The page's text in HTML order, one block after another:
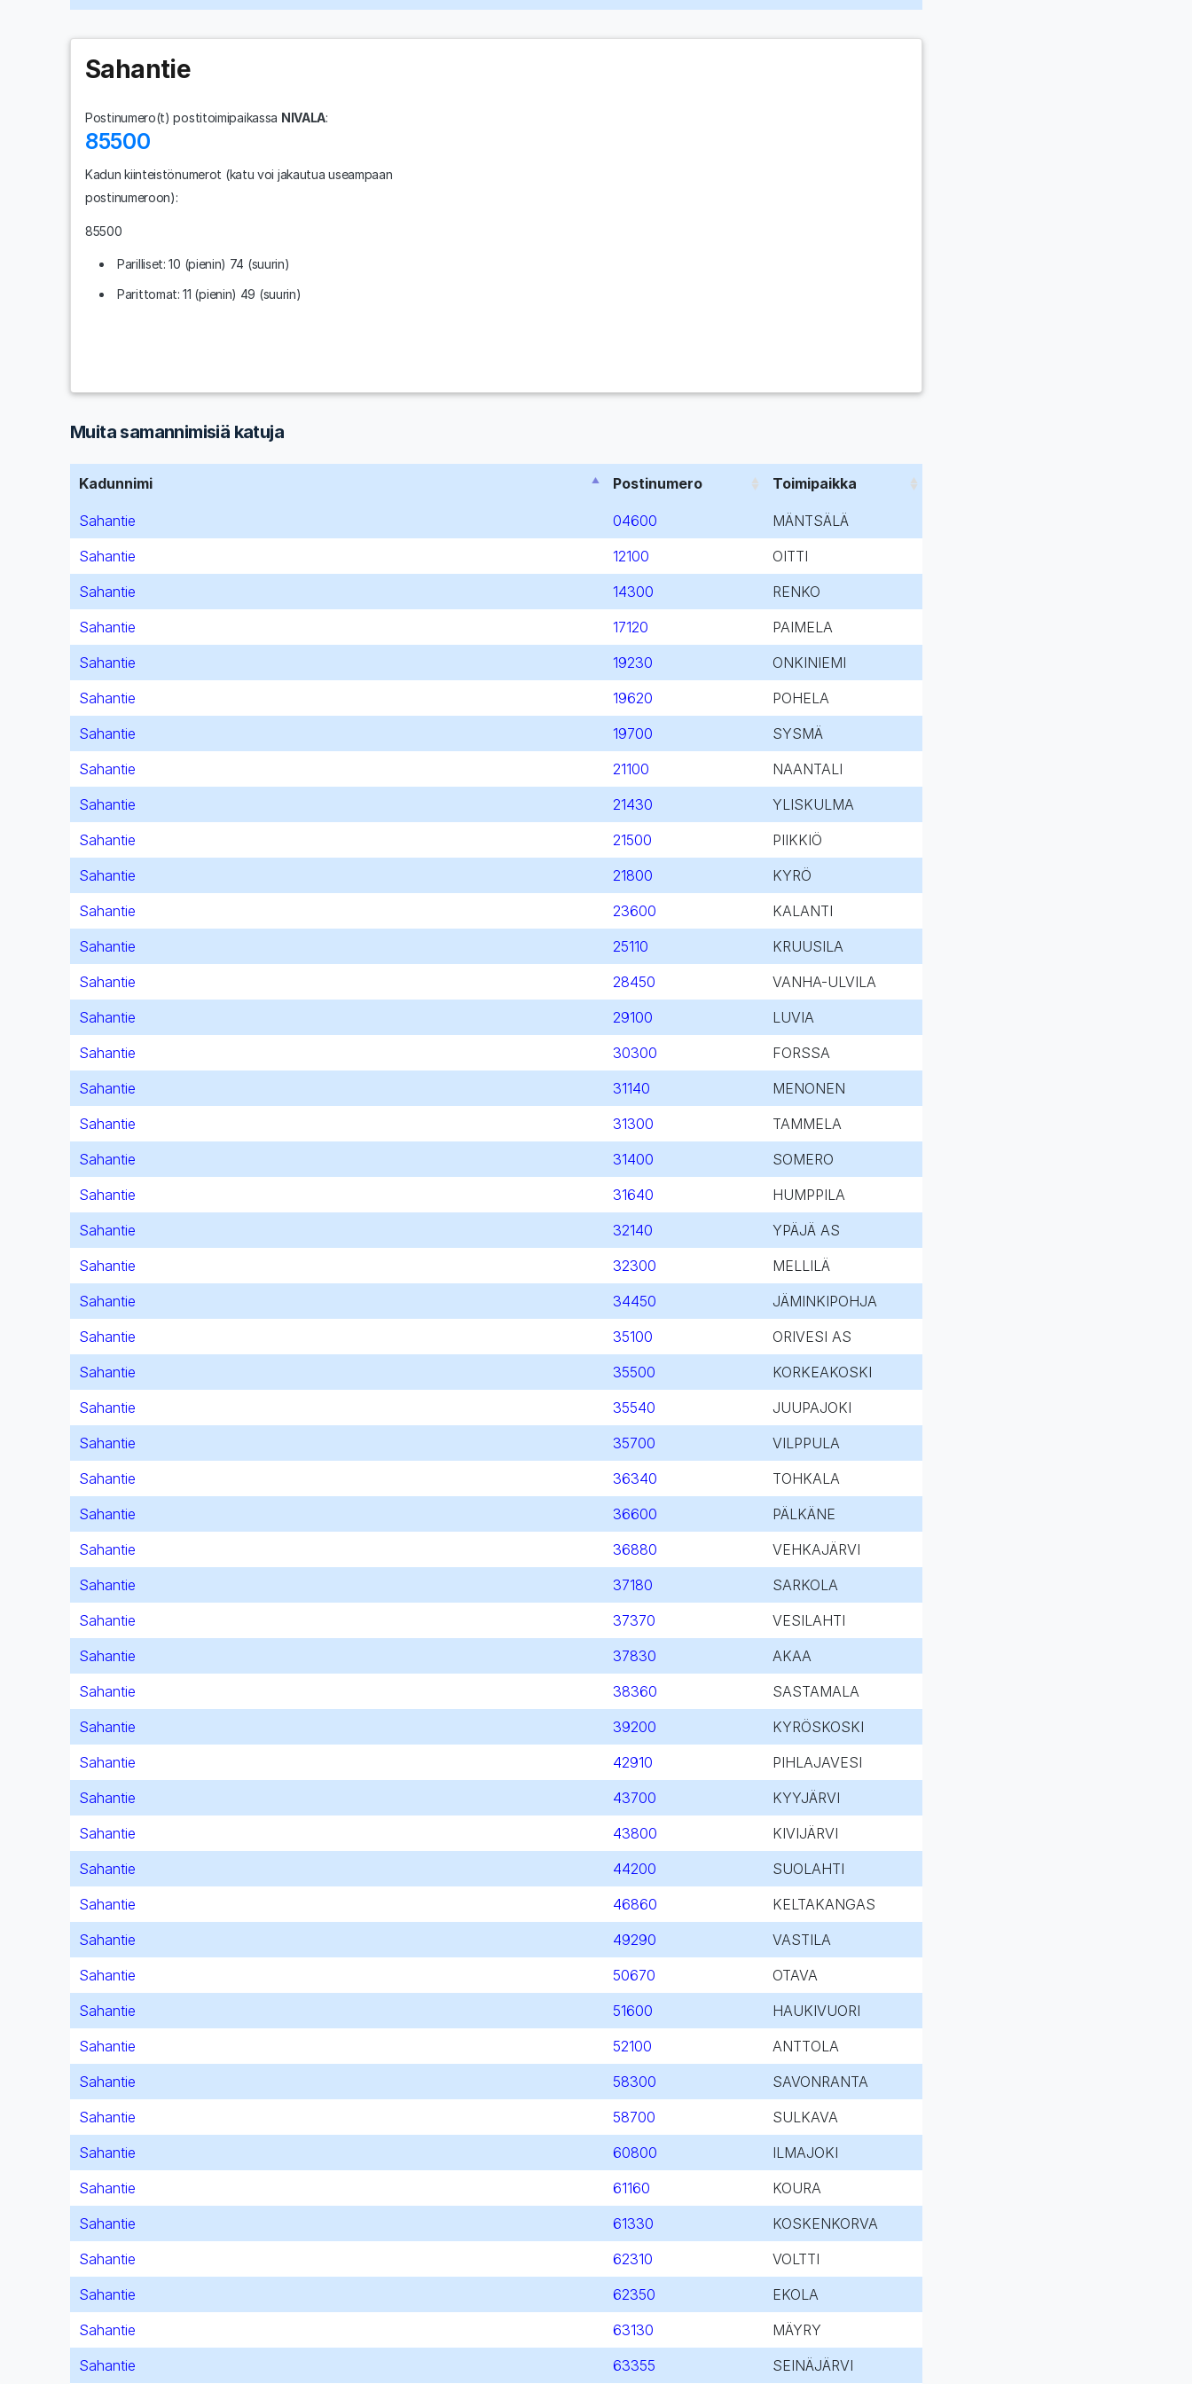
Sahantie
Postinumero(t) postitoimipaikassa NIVALA:
85500
Kadun kiinteistönumerot (katu voi jakautua useampaan
postinumeroon):
85500
Parilliset: 10 (pienin) 74 (suurin)
Parittomat: 11 (pienin) 49 (suurin)
Muita samannimisiä katuja
Kadunnimi Postinumero Toimipaikka
Sahantie 04600
MÄNTSÄLÄ
Sahantie
12100
OITTI
Sahantie
14300
RENKO
Sahantie
17120
PAIMELA
Sahantie
19230
ONKINIEMI
Sahantie
19620
POHELA
Sahantie
19700
SYSMÄ
Sahantie
21100
NAANTALI
Sahantie
21430
YLISKULMA
Sahantie
21500
PIIKKIÖ
Sahantie
21800
KYRÖ
Sahantie
23600
KALANTI
Sahantie
25110
KRUUSILA
Sahantie
28450
VANHA-ULVILA
Sahantie
29100
LUVIA
Sahantie
30300
FORSSA
Sahantie
31140
MENONEN
Sahantie
31300
TAMMELA
Sahantie
31400
SOMERO
Sahantie
31640
HUMPPILA
Sahantie
32140
YPÄJÄ AS
Sahantie
32300
MELLILÄ
Sahantie
34450
JÄMINKIPOHJA
Sahantie
35100
ORIVESI AS
Sahantie
35500
KORKEAKOSKI
Sahantie
35540
JUUPAJOKI
Sahantie
35700
VILPPULA
Sahantie
36340
TOHKALA
Sahantie
36600
PÄLKÄNE
Sahantie
36880
VEHKAJÄRVI
Sahantie
37180
SARKOLA
Sahantie
37370
VESILAHTI
Sahantie
37830
AKAA
Sahantie
38360
SASTAMALA
Sahantie
39200
KYRÖSKOSKI
Sahantie
42910
PIHLAJAVESI
Sahantie
43700
KYYJÄRVI
Sahantie
43800
KIVIJÄRVI
Sahantie
44200
SUOLAHTI
Sahantie
46860
KELTAKANGAS
Sahantie
49290
VASTILA
Sahantie
50670
OTAVA
Sahantie
51600
HAUKIVUORI
Sahantie
52100
ANTTOLA
Sahantie
58300
SAVONRANTA
Sahantie
58700
SULKAVA
Sahantie
60800
ILMAJOKI
Sahantie
61160
KOURA
Sahantie
61330
KOSKENKORVA
Sahantie
62310
VOLTTI
Sahantie
62350
EKOLA
Sahantie
63130
MÄYRY
Sahantie
63355 SEINÄJÄRVI